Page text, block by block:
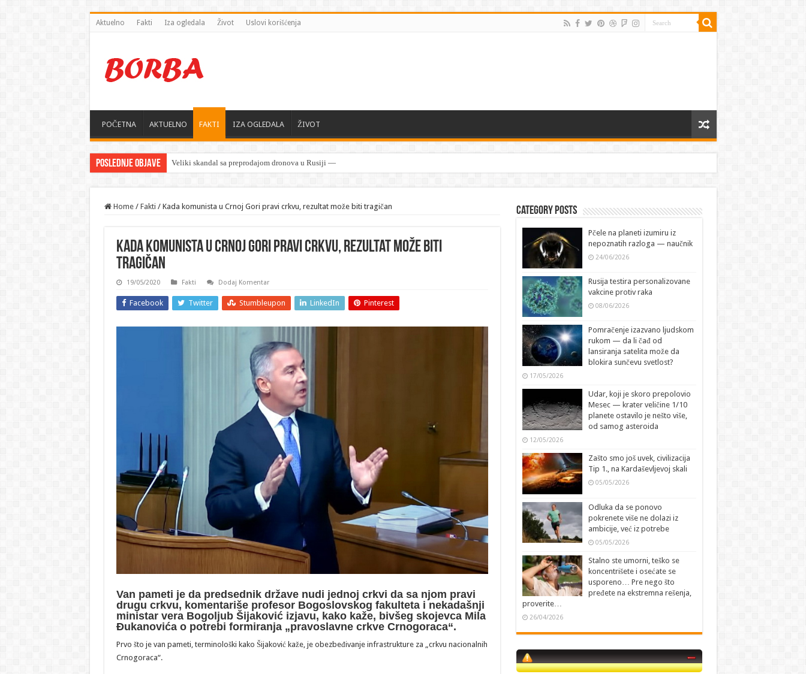
Aktuelno Fakti Iza ogledala Život Uslovi korišćenja
POČETNA AKTUELNO FAKTI IZA OGLEDALA ŽIVOT
Poslednje objave
Home / Fakti / Kada komunista u Crnoj Gori pravi crkvu, rezultat može biti tragičan
Kada komunista u Crnoj Gori pravi crkvu, rezultat može biti
tragičan
19/05/2020 Fakti Dodaj Komentar
Facebook Twitter Stumbleupon LinkedIn Pinterest
Van pameti je da predsednik države nudi jednoj crkvi da sa njom pravi
drugu crkvu, komentariše profesor Bogoslovskog fakulteta i nekadašnji
ministar vera Bogoljub Šijaković izjavu, kako kaže, bivšeg skojevca Mila
Đukanovića o potrebi formiranja „pravoslavne crkve Crnogoraca“.
Prvo što je van pameti, terminološki kako Šijaković kaže, je obezbeđivanje infrastrukture za „crkvu nacionalnih
Crnogoraca“.
Category Posts
Pčele na planeti izumiru iz
nepoznatih razloga — naučnik
24/06/2026
Rusija testira personalizovane
vakcine protiv raka
08/06/2026
Pomračenje izazvano ljudskom
rukom — da li čađ od
lansiranja satelita može da
blokira sunčevu svetlost?
17/05/2026
Udar, koji je skoro prepolovio
Mesec — krater veličine 1/10
planete ostavilo je nešto više,
od samog asteroida
12/05/2026
Zašto smo još uvek, civilizacija
Tip 1., na Kardaševljevoj skali
05/05/2026
Odluka da se ponovo
pokrenete više ne dolazi iz
ambicije, već iz potrebe
05/05/2026
Stalno ste umorni, teško se
koncentrišete i osećate se
usporeno… Pre nego što
pređete na ekstremna rešenja,
proverite…
26/04/2026